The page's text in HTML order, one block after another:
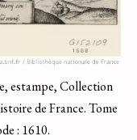
estampe, Collection
de France. Tome
: 1610.